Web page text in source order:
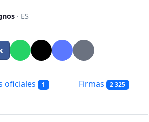
· ES
oficiales 1 Firmas 2 325